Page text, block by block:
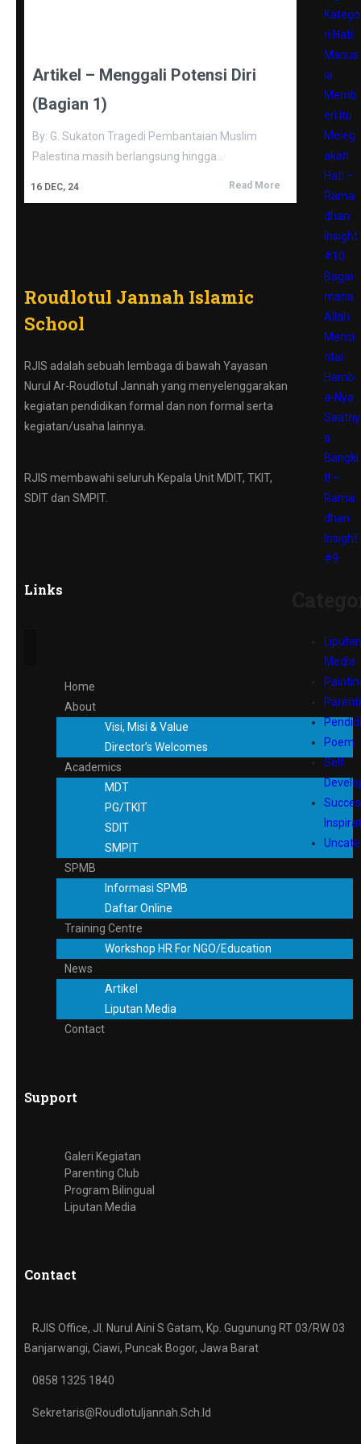
Artikel – Menggali Potensi Diri
(Bagian 1)
16 DEC, 24
By: G. Sukaton Tragedi Pembantaian Muslim
Palestina masih berlangsung hingga…
Read More
Katego
ri Hati
Manus
ia
Memb
eri itu
Meleg
akan
Hati –
Rama
dhan
Insight
#10
Bagai
mana
Allah
Menci
ntai
Hamb
a-Nya
Saatny
a
Bangki
t! –
Rama
dhan
Insight
#9
Media
Poem
Self
Roudlotul Jannah Islamic
School
RJIS adalah sebuah lembaga di bawah Yayasan
Nurul Ar-Roudlotul Jannah yang menyelenggarakan
kegiatan pendidikan formal dan non formal serta
kegiatan/usaha lainnya.
RJIS membawahi seluruh Kepala Unit MDIT, TKIT,
SDIT dan SMPIT.
Links
Home
About
Visi, Misi & Value
Director’s Welcomes
Academics
MDT
PG/TKIT
SDIT
SMPIT
SPMB
Informasi SPMB
Daftar Online
Training Centre
Workshop HR For NGO/Education
News
Artikel
Liputan Media
Contact
Support
Galeri Kegiatan
Parenting Club
Program Bilingual
Liputan Media
Contact
RJIS Office, Jl. Nurul Aini S Gatam, Kp. Gugunung RT 03/RW 03
Banjarwangi, Ciawi, Puncak Bogor, Jawa Barat
0858 1325 1840
Sekretaris@roudlotuljannah.sch.id